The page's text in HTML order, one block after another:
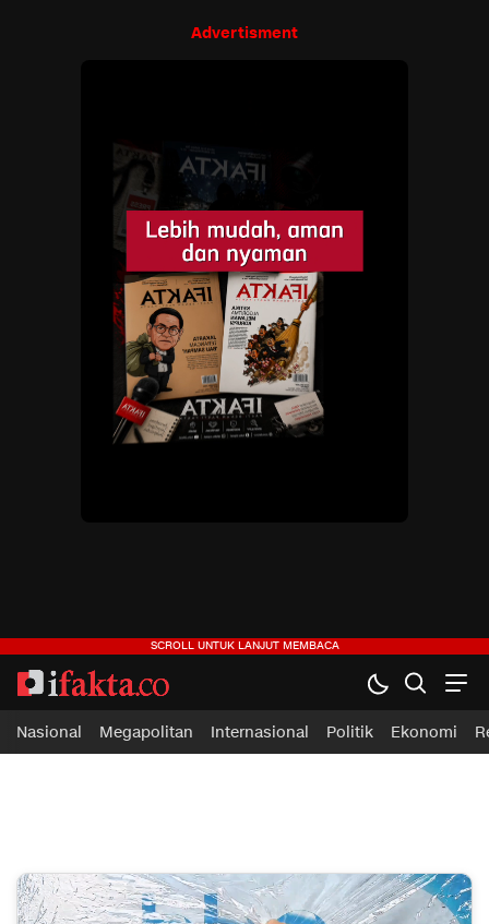
Advertisment
ifakta.co
#pastibenar
Nasional Megapolitan Internasional Politik Ekonomi